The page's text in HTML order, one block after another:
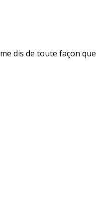
dis de toute façon que